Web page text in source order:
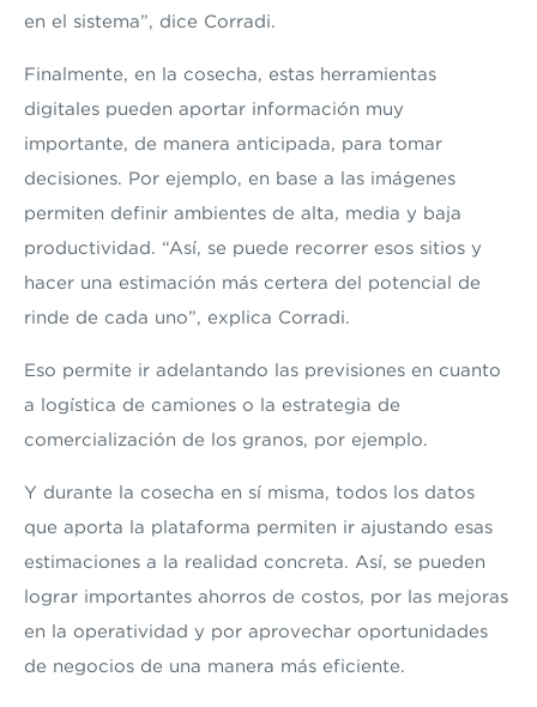
en el sistema”, dice Corradi.
Finalmente, en la cosecha, estas herramientas
digitales pueden aportar información muy
importante, de manera anticipada, para tomar
decisiones. Por ejemplo, en base a las imágenes
permiten definir ambientes de alta, media y baja
productividad. “Así, se puede recorrer esos sitios y
hacer una estimación más certera del potencial de
rinde de cada uno”, explica Corradi.
Eso permite ir adelantando las previsiones en cuanto
a logística de camiones o la estrategia de
comercialización de los granos, por ejemplo.
Y durante la cosecha en sí misma, todos los datos
que aporta la plataforma permiten ir ajustando esas
estimaciones a la realidad concreta. Así, se pueden
lograr importantes ahorros de costos, por las mejoras
en la operatividad y por aprovechar oportunidades
de negocios de una manera más eficiente.